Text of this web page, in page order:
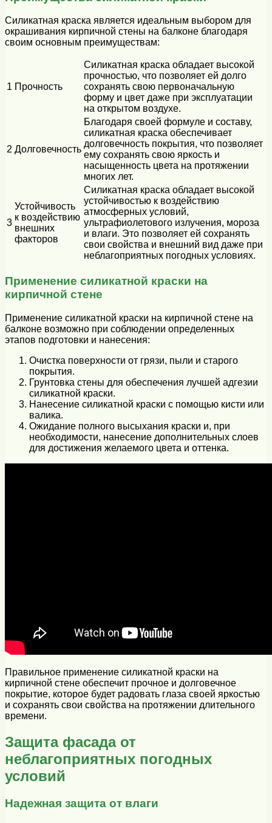
Силикатная краска является идеальным выбором для
окрашивания кирпичной стены на балконе благодаря
своим основным преимуществам:
1 Прочность
Силикатная краска обладает высокой
прочностью, что позволяет ей долго
сохранять свою первоначальную
форму и цвет даже при эксплуатации
на открытом воздухе.
2 Долговечность
Благодаря своей формуле и составу,
силикатная краска обеспечивает
долговечность покрытия, что позволяет
ему сохранять свою яркость и
насыщенность цвета на протяжении
многих лет.
3
Устойчивость
к воздействию
внешних
факторов
Силикатная краска обладает высокой
устойчивостью к воздействию
атмосферных условий,
ультрафиолетового излучения, мороза
и влаги. Это позволяет ей сохранять
свои свойства и внешний вид даже при
неблагоприятных погодных условиях.
Применение силикатной краски на
кирпичной стене
Применение силикатной краски на кирпичной стене на
балконе возможно при соблюдении определенных
этапов подготовки и нанесения:
Очистка поверхности от грязи, пыли и старого
покрытия.
Грунтовка стены для обеспечения лучшей адгезии
силикатной краски.
Нанесение силикатной краски с помощью кисти или
валика.
Ожидание полного высыхания краски и, при
необходимости, нанесение дополнительных слоев
для достижения желаемого цвета и оттенка.
Правильное применение силикатной краски на
кирпичной стене обеспечит прочное и долговечное
покрытие, которое будет радовать глаза своей яркостью
и сохранять свои свойства на протяжении длительного
времени.
Защита фасада от
неблагоприятных погодных
условий
Надежная защита от влаги